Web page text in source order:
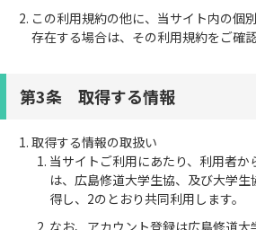
この利用規約の他に、当サイト内の個
存在する場合は、その利用規約をご確認
第3条 取得する情報
取得する情報の取扱い
当サイトご利用にあたり、利用者か
は、広島修道大学生協、及び大学
得し、2のとおり共同利用します。
なお、アカウント登録は広島修道